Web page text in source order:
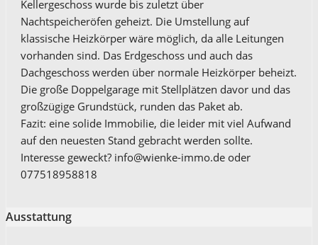
Kellergeschoss wurde bis zuletzt über
Nachtspeicheröfen geheizt. Die Umstellung auf
klassische Heizkörper wäre möglich, da alle Leitungen
vorhanden sind. Das Erdgeschoss und auch das
Dachgeschoss werden über normale Heizkörper beheizt.
Die große Doppelgarage mit Stellplätzen davor und das
großzügige Grundstück, runden das Paket ab.
Fazit: eine solide Immobilie, die leider mit viel Aufwand
auf den neuesten Stand gebracht werden sollte.
Interesse geweckt? info@wienke-immo.de oder
077518958818
Ausstattung